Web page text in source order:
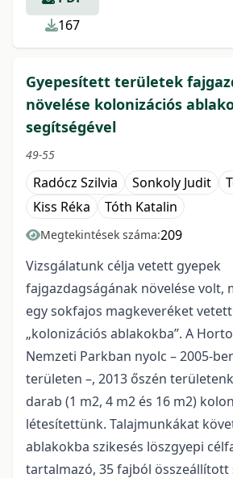
167
Gyepesített területek
növelése kolonizációs
segítségével
49-55
Radócz Szilvia Sonkoly Judit
Kiss Réka
Tóth Katalin
Megtekintések száma:209
Vizsgálatunk célja vetett gyepek
fajgazdagságának növelése volt,
egy sokfajos magkeveréket
„kolonizációs ablakokba”. A
Nemzeti Parkban nyolc – 2005-
területen –, 2013 őszén
darab (1 m2, 4 m2 és 16 m2)
létesítettünk. Talajmunkákat
ablakokba szikesés löszgyepi
tartalmazó, 35 fajból összeállított